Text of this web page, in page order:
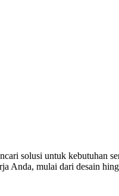
solusi untuk kebutuhan
Anda, mulai dari desain